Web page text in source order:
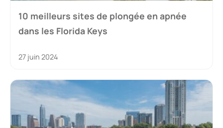
10 meilleurs sites de plongée en apnée
dans les Florida Keys
27 juin 2024